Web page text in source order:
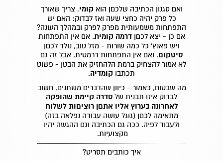
ואם סגנון הכתיבה שלכםן הוא קומי, צריך שאורך
כל פרק יהיה כחצי שעה ואז לבדוק: האם יש
התפתחות משמעותית מפרק לפרק ובמהלך העונה?
אם כן - יצא לכםןדרמה קומית. אם אין התפתחות
ויש פאנץ' כל כמה שורות - מזל טוב, נולד לכםן
סיטקום. ואם אין התפתחות דרמטית, אבל זה גם
לא אמור להצחיק ברמת הלהחזיק את הבטן - פשוט
תכתבו קומדיה.
מה שבטוח, כאמור - כיוון שהדברים משתנים, חשוב
לבדוק איזו תבנית של סדרה קיימת שהופקה
לאחרונה בערוץ אליו אתםן רוציםות לשלוח
מתאימה לכםן (גוגל עושה עבודה נפלאה בזה)
ולעבוד לפיה. ככה גם הכתיבה וגם ההגשה יהיו
מקצועיות.
איך כותבים תסריט?